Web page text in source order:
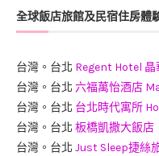
全球飯店旅館及民宿住房體
台灣。台北 Regent Hotel 晶
台灣。台北 六福萬怡酒店
台灣。台北 台北時代寓所
台灣。台北 板橋凱撒大飯店
台灣。台北 Just Sleep捷絲